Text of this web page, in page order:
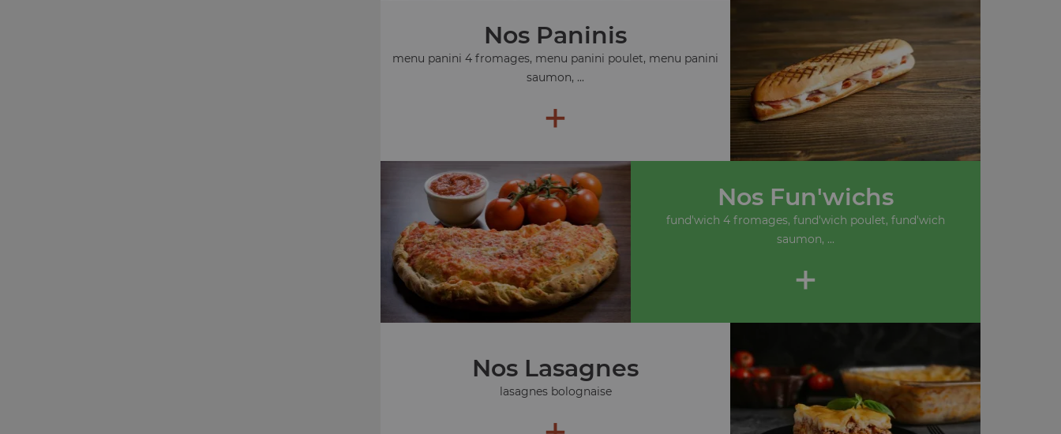
Nos Paninis
menu panini 4 fromages, menu panini poulet, menu panini
saumon, ...
+
Nos Fun'wichs
fund'wich 4 fromages, fund'wich poulet, fund'wich
saumon, ...
+
Nos Lasagnes
lasagnes bolognaise